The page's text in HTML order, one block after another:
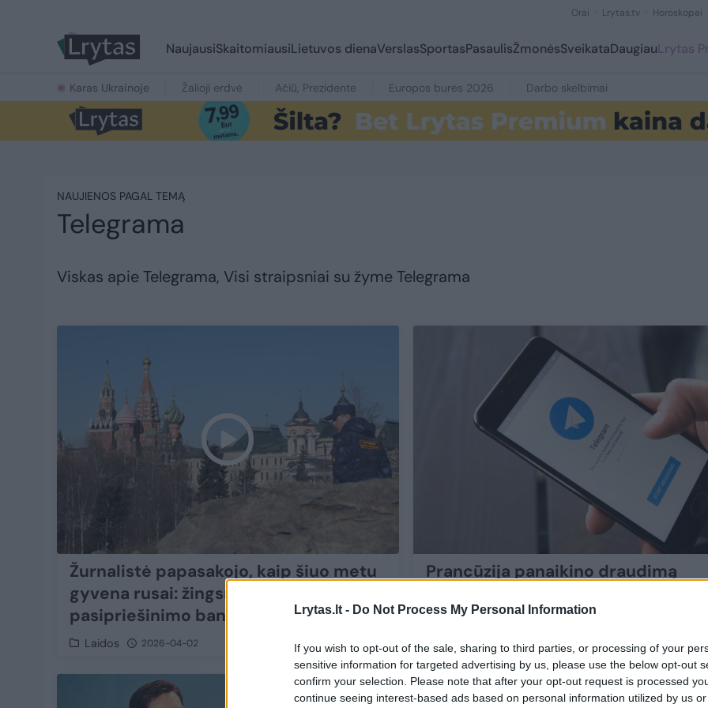
Lrytas.lt - Do Not Process My Personal Information
If you wish to opt-out of the sale, sharing to third parties, or processing of your
sensitive information for targeted advertising by us, please use the below opt-out
confirm your selection. Please note that after your opt-out request is processed
continue seeing interest-based ads based on personal information utilized by us
Orai Lrytas.tv Horoskopai
NaujausiSkaitomiausiLietuvos dienaVerslasSportasPasaulisŽmonėsSveikataDaugiauLrytas
Karas Ukrainoje Žalioji erdvė Ačiū, Prezidente Europos burės 2026 Darbo skelbimai
NAUJIENOS PAGAL TEMĄ
Telegrama
Viskas apie Telegrama, Visi straipsniai su žyme Telegrama
Žurnalistė papasakojo, kaip šiuo metu
gyvena rusai: žingsnis po žingsnio kyla
pasipriešinimo banga
Laidos 2026-04-02
Prancūzija panaikino draudimą
Durovui išvykti iš šalies
Pasaulis 2025-11-13